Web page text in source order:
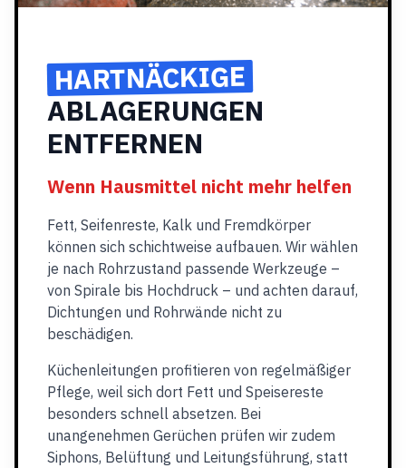
HARTNÄCKIGE
ABLAGERUNGEN
ENTFERNEN
Wenn Hausmittel nicht mehr helfen
Fett, Seifenreste, Kalk und Fremdkörper
können sich schichtweise aufbauen. Wir wählen
je nach Rohrzustand passende Werkzeuge –
von Spirale bis Hochdruck – und achten darauf,
Dichtungen und Rohrwände nicht zu
beschädigen.
Küchenleitungen profitieren von regelmäßiger
Pflege, weil sich dort Fett und Speisereste
besonders schnell absetzen. Bei
unangenehmen Gerüchen prüfen wir zudem
Siphons, Belüftung und Leitungsführung, statt